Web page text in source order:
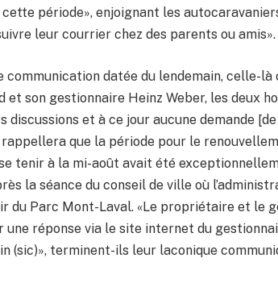
période», enjoignant les
leur courrier chez des parents ou amis».
communication datée du lendemain, celle-
et son gestionnaire Heinz Weber, les deux
discussions et à ce jour aucune demande
rappellera que la période pour le
tenir à la mi-août avait été
la séance du conseil de ville où
du Parc Mont-Laval. «Le propriétaire et le
une réponse via le site internet du
(sic)», terminent-ils leur laconique